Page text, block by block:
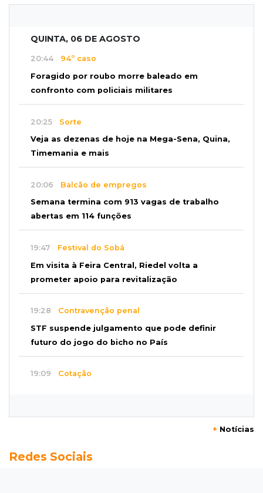
QUINTA, 06 DE AGOSTO
20:44 94º caso
Foragido por roubo morre baleado em
confronto com policiais militares
20:25 Sorte
Veja as dezenas de hoje na Mega-Sena, Quina,
Timemania e mais
20:06 Balcão de empregos
Semana termina com 913 vagas de trabalho
abertas em 114 funções
19:47 Festival do Sobá
Em visita à Feira Central, Riedel volta a
prometer apoio para revitalização
19:28 Contravenção penal
STF suspende julgamento que pode definir
futuro do jogo do bicho no País
19:09 Cotação
Taxa de homicídios cai na fronteira, assim
+ Notícias
Redes Sociais